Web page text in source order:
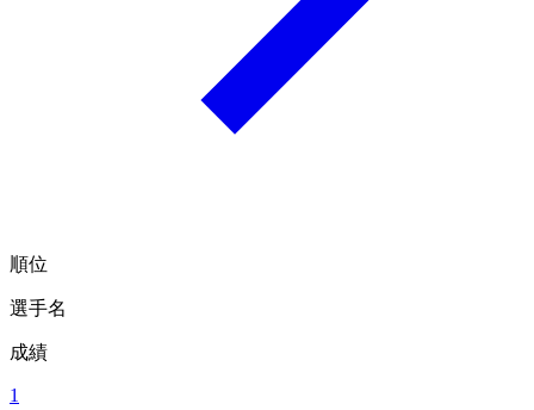
順位
選手名
成績
1